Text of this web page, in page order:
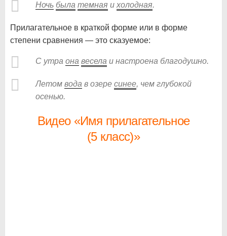
Ночь была темная и холодная.
Прилагательное в краткой форме или в форме
степени сравнения — это сказуемое:
С утра она весела и настроена благодушно.
Летом вода в озере синее, чем глубокой
осенью.
Видео «Имя прилагательное
(5 класс)»